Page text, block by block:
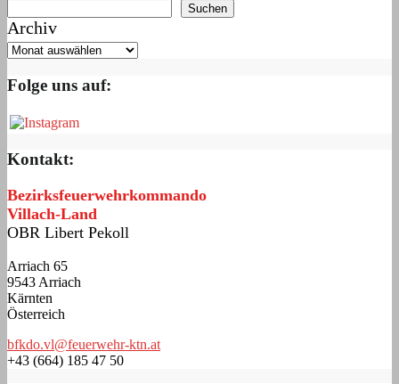
Suchen
Archiv
Folge uns auf:
Kontakt:
Bezirksfeuerwehrkommando
Villach-Land
OBR Libert Pekoll
Arriach 65
9543 Arriach
Kärnten
Österreich
bfkdo.vl@feuerwehr-ktn.at
+43 (664) 185 47 50